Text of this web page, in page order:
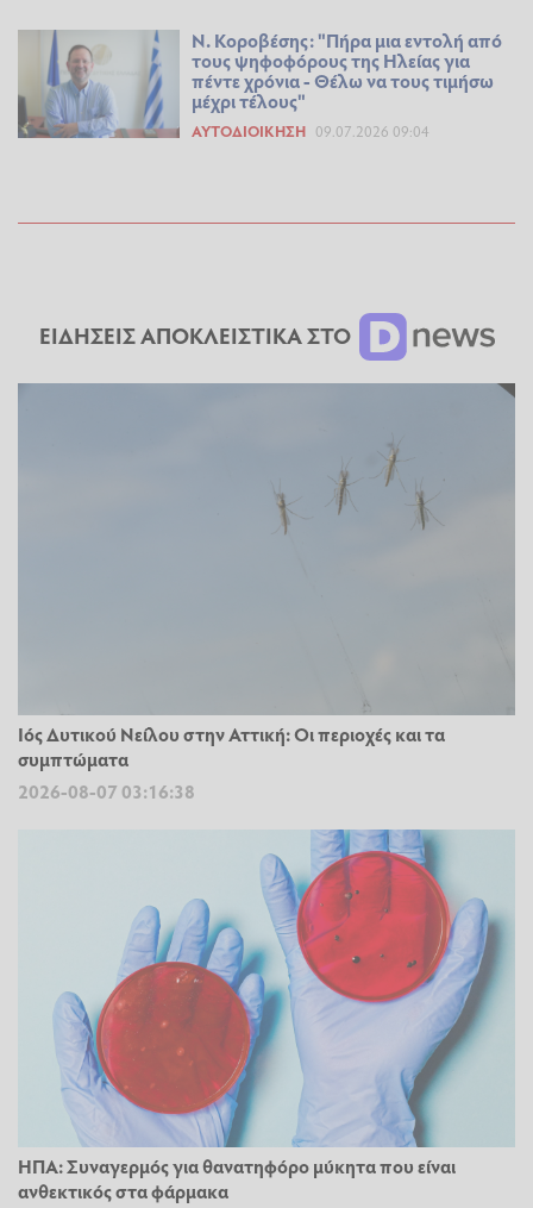
Ν. Κοροβέσης: "Πήρα μια εντολή από
τους ψηφοφόρους της Ηλείας για
πέντε χρόνια - Θέλω να τους τιμήσω
μέχρι τέλους"
ΑΥΤΟΔΙΟΊΚΗΣΗ 09.07.2026 09:04
ΕΙΔΗΣΕΙΣ ΑΠΟΚΛΕΙΣΤΙΚΑ ΣΤΟ
Ιός Δυτικού Νείλου στην Αττική: Οι περιοχές και τα
συμπτώματα
2026-08-07 03:16:38
ΗΠΑ: Συναγερμός για θανατηφόρο μύκητα που είναι
ανθεκτικός στα φάρμακα